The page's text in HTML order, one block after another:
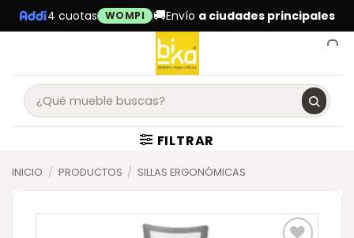
Skip
to
4 cuotas WOMPI 🚚Envío a ciudades principales
FILTRAR
INICIO / PRODUCTOS / SILLAS ERGONÓMICAS